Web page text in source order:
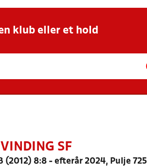
klub eller et hold
VINDING SF
(2012) 8:8 - efterår 2024, Pulje 725